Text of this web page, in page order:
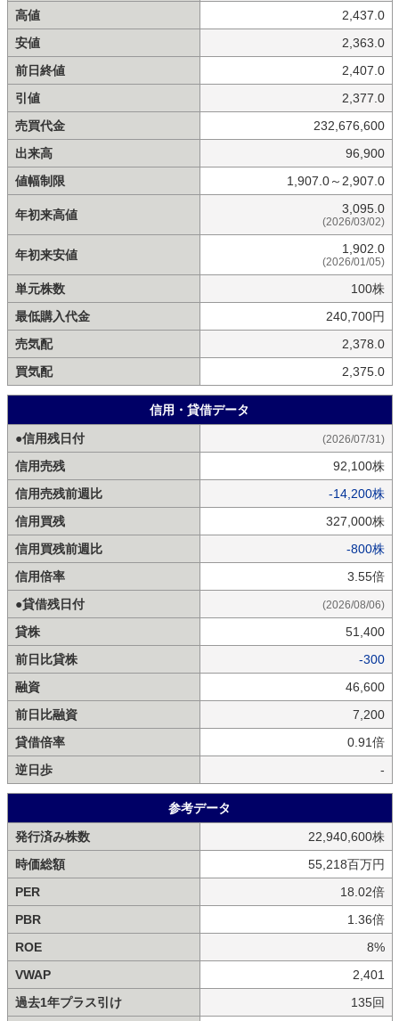
高値
2,437.0
安値
2,363.0
前日終値
2,407.0
引値
2,377.0
売買代金
232,676,600
出来高
96,900
値幅制限
1,907.0～2,907.0
年初来高値 3,095.0
(2026/03/02)
年初来安値 1,902.0
(2026/01/05)
単元株数
100株
最低購入代金
240,700円
売気配
2,378.0
買気配
2,375.0
信用・貸借データ
●信用残日付
(2026/07/31)
信用売残
92,100株
信用売残前週比
-14,200株
信用買残
327,000株
信用買残前週比
-800株
信用倍率
3.55倍
●貸借残日付
(2026/08/06)
貸株
51,400
前日比貸株
-300
融資
46,600
前日比融資
7,200
貸借倍率
0.91倍
逆日歩
-
参考データ
発行済み株数
22,940,600株
時価総額
55,218百万円
PER
18.02倍
PBR
1.36倍
ROE
8%
VWAP
2,401
過去1年プラス引け
135回